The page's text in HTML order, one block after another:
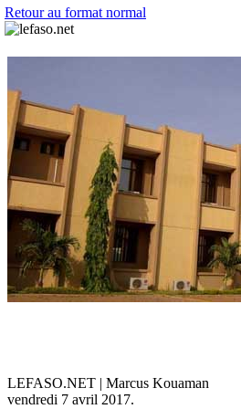
Retour au format normal
LEFASO.NET | Marcus Kouaman
vendredi 7 avril 2017.